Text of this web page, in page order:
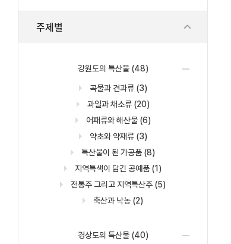
주제별
강원도의 특산물 (48)
곡물과 견과류 (3)
과일과 채소류 (20)
어패류와 해산물 (6)
약초와 약재류 (3)
특산물이 된 가공품 (8)
지역특색이 담긴 공예품 (1)
전통주 그리고 지역특산주 (5)
축산과 낙농 (2)
경상도의 특산물 (40)